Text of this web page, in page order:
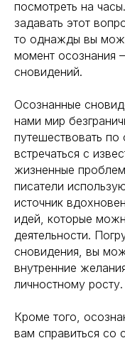
посмотреть на
задавать этот
то однажды вы
момент осознания
сновидений.
Осознанные
нами мир
путешествовать по
встречаться с
жизненные
писатели
источник
идей, которые
деятельности.
сновидения, вы
внутренние
личностному росту.
Кроме того,
вам справиться со